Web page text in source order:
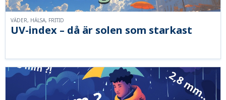
UV-index – då är solen som starkast
VÄDER, HÄLSA, FRITID